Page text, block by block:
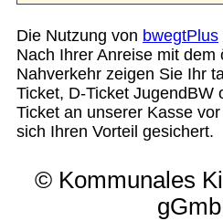
Die Nutzung von bwegtPlus
Nach Ihrer Anreise mit dem
Nahverkehr zeigen Sie Ihr
Ticket, D-Ticket JugendBW
Ticket an unserer Kasse
sich Ihren Vorteil gesichert.
© Kommunales